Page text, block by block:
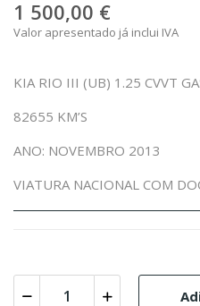
1 500,00 €
Valor apresentado já inclui IVA
KIA RIO III (UB) 1.25 CVVT
82655 KM’S
ANO: NOVEMBRO 2013
VIATURA NACIONAL COM